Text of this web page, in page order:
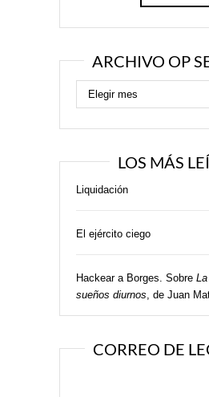
ARCHIVO OP
LOS MÁS
Liquidación
El ejército ciego
Hackear a Borges. Sobre
sueños diurnos, de Juan
CORREO DE